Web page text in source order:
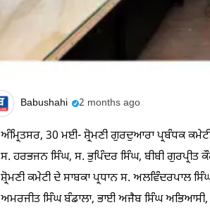
Babushahi 2 months ago
ਅੰਮ੍ਰਿਤਸਰ, 30 ਮਈ- ਸ਼੍ਰੋਮਣੀ ਗੁਰਦੁਆਰਾ ਪ੍ਰਬੰਧਕ
ਸ. ਹਰਭਜਨ ਸਿੰਘ, ਸ. ਭੁਪਿੰਦਰ ਸਿੰਘ, ਬੀਬੀ
ਸ਼੍ਰੋਮਣੀ ਕਮੇਟੀ ਦੇ ਸਾਬਕਾ ਪ੍ਰਧਾਨ ਸ. ਅਲਵਿੰਦਰਪਾਲ
ਅਮਰਜੀਤ ਸਿੰਘ ਬੰਡਾਲਾ, ਭਾਈ ਅਜੈਬ ਸਿੰਘ